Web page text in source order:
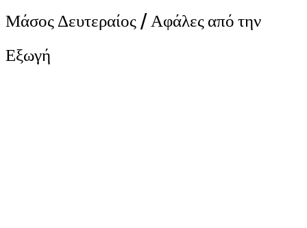
Μάσος Δευτεραίος / Αφάλες από την
Εξωγή